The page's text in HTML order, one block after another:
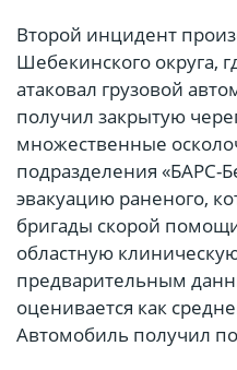
Второй инцидент
Шебекинского округа,
атаковал грузовой
получил закрытую
множественные
подразделения «БАРС-
эвакуацию раненого,
бригады скорой
областную
предварительным
оценивается как
Автомобиль получил